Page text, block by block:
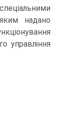
надано
управління